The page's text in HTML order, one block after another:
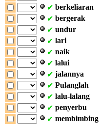
✔ berkeliaran
✔ bergerak
✔ undur
✔ lari
✔ naik
✔ lalui
✔ jalannya
✔ Pulanglah
✔ lalu-lalang
✔ penyerbu
✔ membimbing